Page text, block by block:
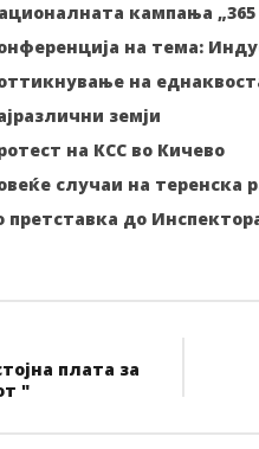
кампања
на тема:
на
земји
на КСС во Кичево
случаи на теренска
претставка до
плата за
"